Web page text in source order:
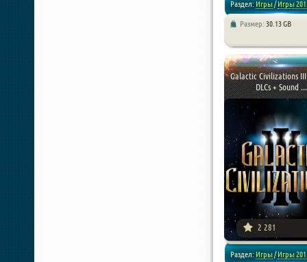
Раздел: Игры/Игры
Размер: 30.13 GB
Galactic Civilizations
DLCs + Sound ...
2 281
Раздел: Игры/Игры